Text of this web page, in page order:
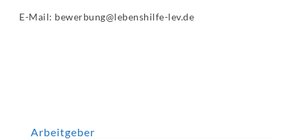
E-Mail: bewerbung@lebenshilfe-lev.de
Arbeitgeber